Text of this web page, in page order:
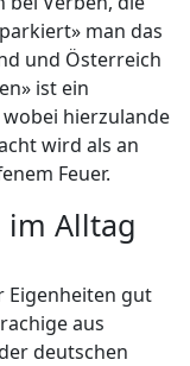
man das
und Österreich
ist ein
hierzulande
wird als an
Feuer.
im Alltag
Eigenheiten gut
aus
deutschen